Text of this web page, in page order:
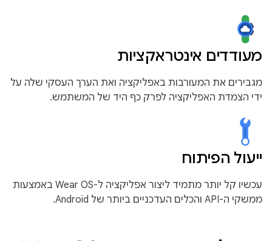
מעודדים אינטראקציות
מגבירים את המעורבות באפליקציה ואת הערך העסקי שלה על
ידי הצמדת האפליקציה לפרק כף היד של המשתמש.
ייעול הפיתוח
עכשיו קל יותר מתמיד ליצור אפליקציה ל-Wear OS באמצעות
ממשקי ה-API והכלים העדכניים ביותר של Android.